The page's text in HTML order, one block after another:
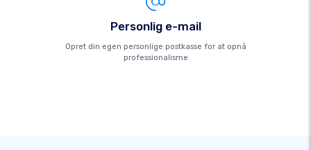
Personlig e-mail
Opret din egen personlige postkasse for at opnå
professionalisme